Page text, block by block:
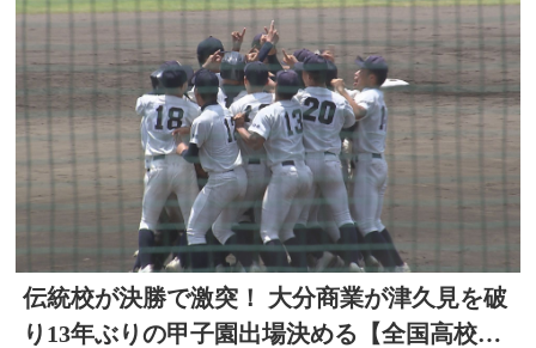
伝統校が決勝で激突！ 大分商業が津久見を破
り13年ぶりの甲子園出場決める【全国高校野